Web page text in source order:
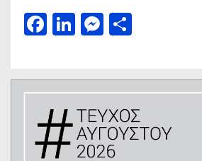
Facebook
LinkedIn
Messenger